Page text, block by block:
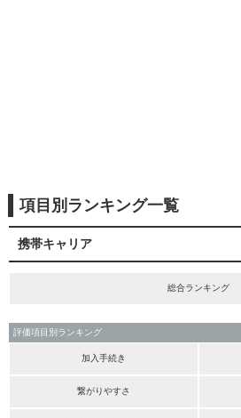
項目別ランキング一覧
携帯キャリア
総合ランキング
評価項目別ランキング
加入手続き
繋がりやすさ